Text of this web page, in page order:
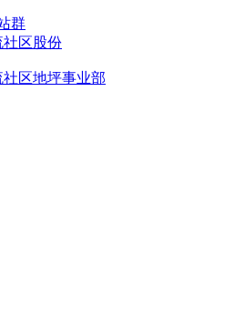
群
区股份
区地坪事业部